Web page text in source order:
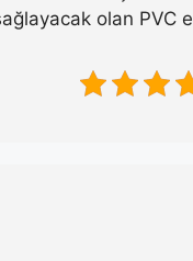
olan PVC